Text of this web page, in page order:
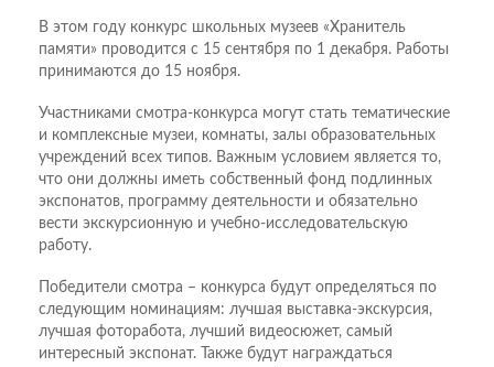
В этом году конкурс школьных музеев «Хранитель
памяти» проводится с 15 сентября по 1 декабря. Работы
принимаются до 15 ноября.
Участниками смотра-конкурса могут стать тематические
и комплексные музеи, комнаты, залы образовательных
учреждений всех типов. Важным условием является то,
что они должны иметь собственный фонд подлинных
экспонатов, программу деятельности и обязательно
вести экскурсионную и учебно-исследовательскую
работу.
Победители смотра – конкурса будут определяться по
следующим номинациям: лучшая выставка-экскурсия,
лучшая фоторабота, лучший видеосюжет, самый
интересный экспонат. Также будут награждаться